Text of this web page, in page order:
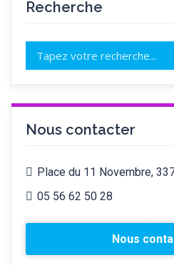
Recherche
Nous contacter
Place du 11 Novembre,
05 56 62 50 28
Nous